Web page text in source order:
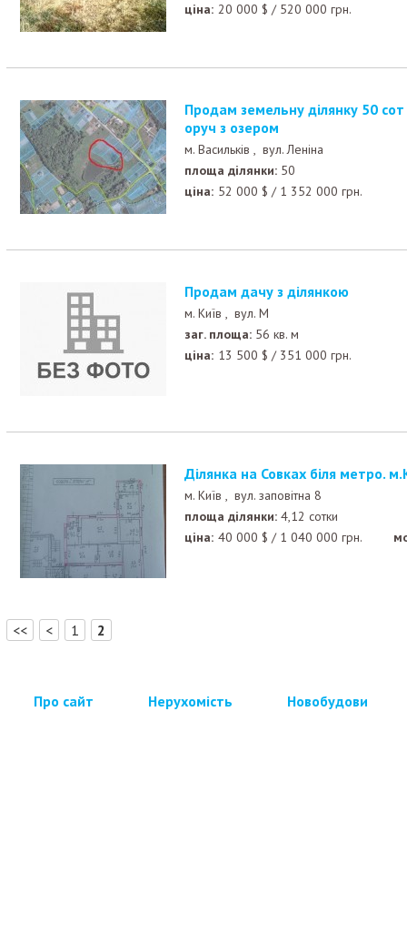
ціна: 20 000 $ / 520 000 грн.
Продам земельну ділянку 50 сот в Великій Бугаївкі, п
оруч з озером
м. Васильків , вул. Леніна
площа ділянки: 50
ціна: 52 000 $ / 1 352 000 грн.
Продам дачу з ділянкою
м. Київ , вул. М
заг. площа: 56 кв. м
ціна: 13 500 $ / 351 000 грн.
Ділянка на Совках біля метро.
м. Київ , вул. заповітна 8
площа ділянки: 4,12 сотки
ціна: 40 000 $ / 1 040 000 грн.
<< < 1 2
Про сайт Нерухомість Новобудови